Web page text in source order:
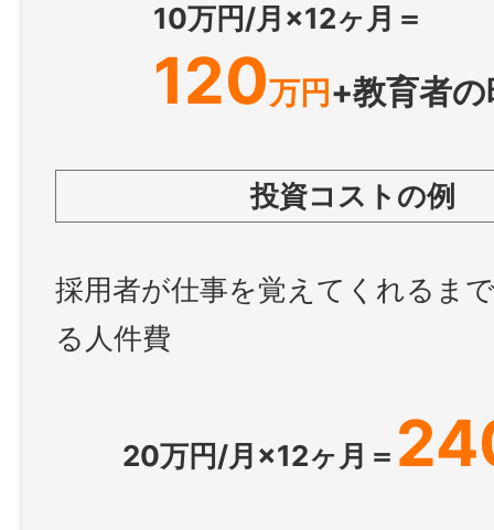
10万円/月×12ヶ月＝
120万円 +教育者
投資コストの例
採用者が仕事を覚えてくれるま
る人件費
20万円/月×12ヶ月＝